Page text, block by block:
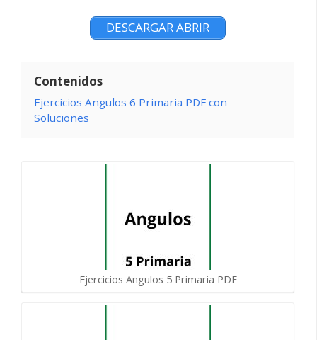
DESCARGAR ABRIR
Contenidos
Ejercicios Angulos 6 Primaria PDF con
Soluciones
Ejercicios Angulos 5 Primaria PDF